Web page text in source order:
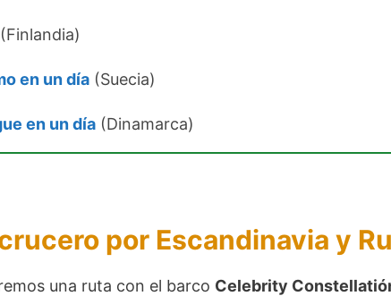
(Finlandia)
en un día (Suecia)
en un día (Dinamarca)
por Escandinavia y
una ruta con el barco Celebrity